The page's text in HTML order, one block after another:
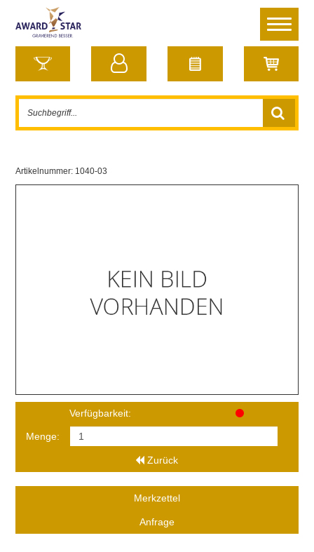
Artikelnummer: 1040-03
Verfügbarkeit:
Menge:
Zurück
Merkzettel
Anfrage